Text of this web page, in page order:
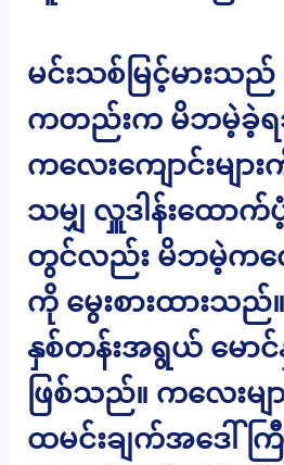
မင်းသစ်မြင့်မားသ
ကတည်းက မိဘမဲ့ခဲ့ရ
ကလေးကျောင်းမျ
သမျှ လှူဒါန်းထော
တွင်လည်း မိဘမဲ့ကလ
ကို မွေးစားထားသည်
နှစ်တန်းအရွယ် မော
ဖြစ်သည်။ ကလေးမျ
ထမင်းချက်အဒေါ်ကြီ